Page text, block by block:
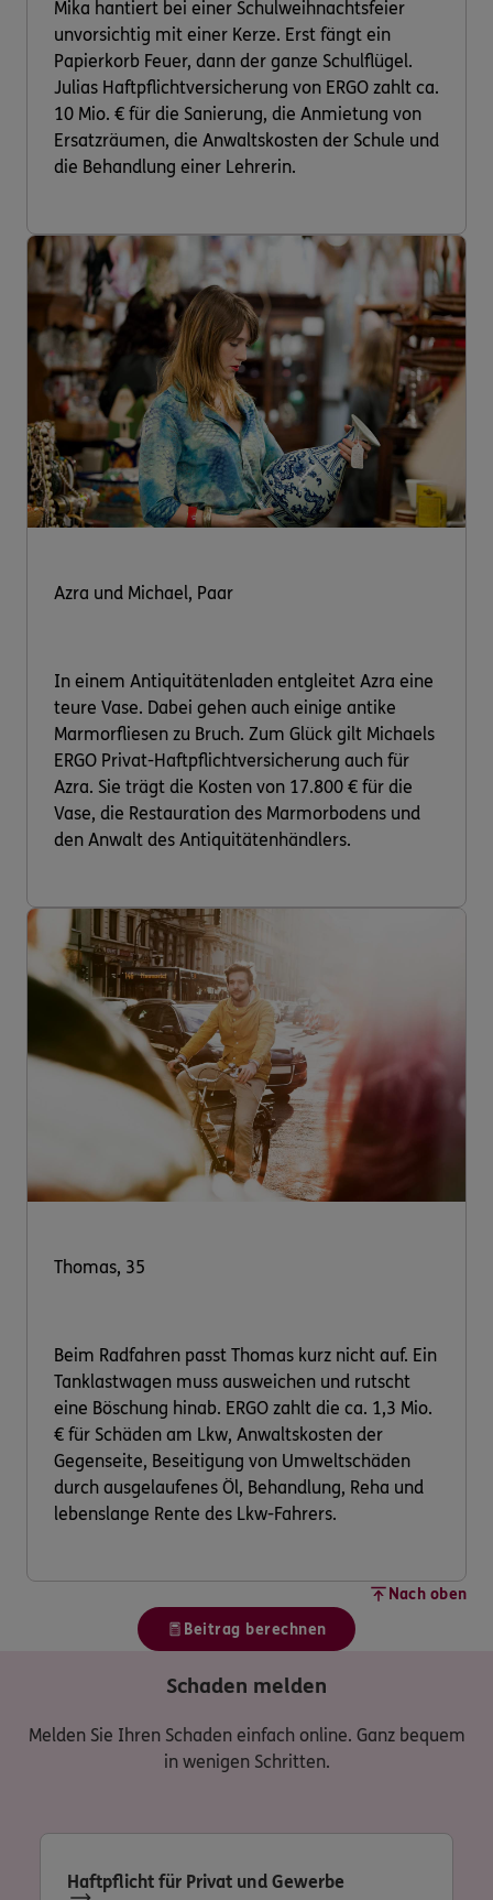
Mika hantiert bei einer Schulweihnachtsfeier
unvorsichtig mit einer Kerze. Erst fängt ein
Papierkorb Feuer, dann der ganze Schulflügel.
Julias Haftpflichtversicherung von ERGO zahlt ca.
10 Mio. € für die Sanierung, die Anmietung von
Ersatzräumen, die Anwaltskosten der Schule und
die Behandlung einer Lehrerin.
Azra und Michael, Paar
In einem Antiquitätenladen entgleitet Azra eine
teure Vase. Dabei gehen auch einige antike
Marmorfliesen zu Bruch. Zum Glück gilt Michaels
ERGO Privat-Haftpflichtversicherung auch für
Azra. Sie trägt die Kosten von 17.800 € für die
Vase, die Restauration des Marmorbodens und
den Anwalt des Antiquitätenhändlers.
Thomas, 35
Beim Radfahren passt Thomas kurz nicht auf. Ein
Tanklastwagen muss ausweichen und rutscht
eine Böschung hinab. ERGO zahlt die ca. 1,3 Mio.
€ für Schäden am Lkw, Anwaltskosten der
Gegenseite, Beseitigung von Umweltschäden
durch ausgelaufenes Öl, Behandlung, Reha und
lebenslange Rente des Lkw-Fahrers.
Nach oben
Beitrag berechnen
Schaden melden
Melden Sie Ihren Schaden einfach online. Ganz bequem
in wenigen Schritten.
Haftpflicht für Privat und Gewerbe